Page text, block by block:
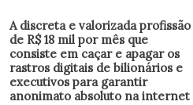
A discreta e valorizada profissão
de R$ 18 mil por mês que
consiste em caçar e apagar os
rastros digitais de bilionários e
executivos para garantir
anonimato absoluto na internet